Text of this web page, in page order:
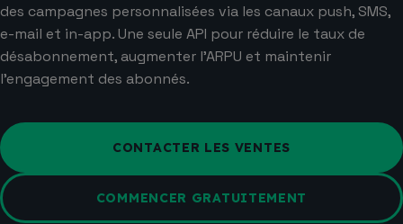
des campagnes personnalisées via les canaux push, SMS,
e-mail et in-app. Une seule API pour réduire le taux de
désabonnement, augmenter l'ARPU et maintenir
l'engagement des abonnés.
CONTACTER LES VENTES
COMMENCER GRATUITEMENT